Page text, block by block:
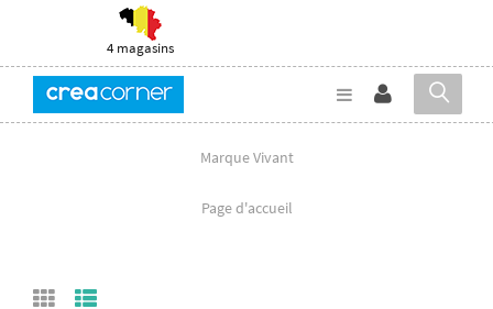
4 magasins
Marque Vivant
Page d'accueil